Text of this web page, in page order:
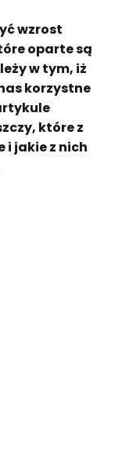
wzrost
oparte są
w tym, iż
korzystne
które z
i jakie z nich